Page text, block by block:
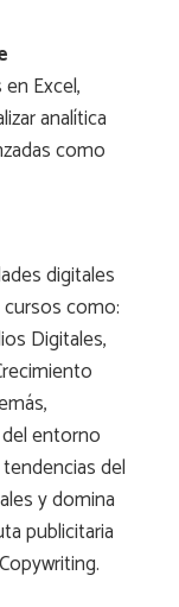
Excel,
analítica
como
digitales
como:
Digitales,
entorno
del
y domina
publicitaria